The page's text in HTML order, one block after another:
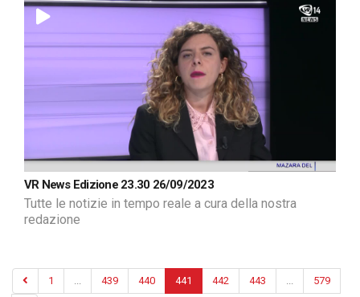
VR News Edizione 23.30 26/09/2023
Tutte le notizie in tempo reale a cura della nostra
redazione
1 439 440 441 442 443 579